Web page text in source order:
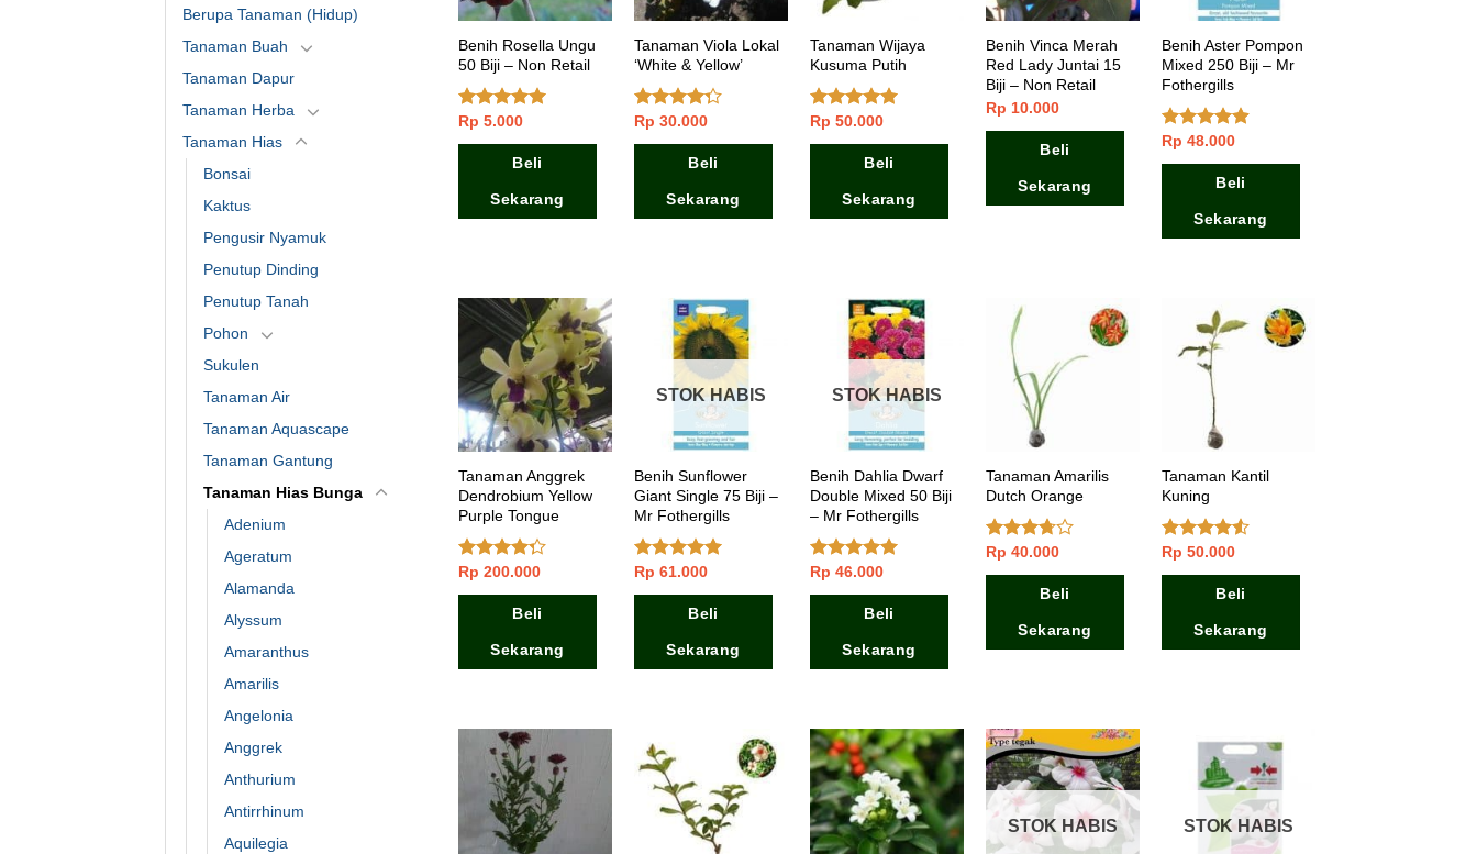
Berupa Tanaman (Hidup)
Tanaman Buah
Tanaman Dapur
Tanaman Herba
Tanaman Hias
Bonsai
Kaktus
Pengusir Nyamuk
Penutup Dinding
Penutup Tanah
Pohon
Sukulen
Tanaman Air
Tanaman Aquascape
Tanaman Gantung
Tanaman Hias Bunga
Adenium
Ageratum
Alamanda
Alyssum
Amaranthus
Amarilis
Angelonia
Anggrek
Anthurium
Antirrhinum
Aquilegia
Benih Rosella Ungu
50 Biji – Non Retail
Dinilai5.00
dari 5
Rp 5.000
Beli
Sekarang
Tanaman Viola Lokal
‘White & Yellow’
Dinilai
4.00dari
Rp 30.000
Beli
Sekarang
Tanaman Wijaya
Kusuma Putih
Dinilai5.00
dari 5
Rp 50.000
Beli
Sekarang
Benih Vinca Merah
Red Lady Juntai 15
Biji – Non Retail
Rp 10.000
Beli
Sekarang
Benih Aster Pompon
Mixed 250 Biji – Mr
Fothergills
Dinilai4.60
dari 5
Rp 48.000
Beli
Sekarang
Tanaman Anggrek
Dendrobium Yellow
Purple Tongue
Dinilai
4.00dari
Rp 200.000
Beli
Sekarang
STOK HABIS
Benih Sunflower
Giant Single 75 Biji –
Mr Fothergills
Dinilai5.00
dari 5
Rp 61.000
Beli
Sekarang
STOK HABIS
Benih Dahlia Dwarf
Double Mixed 50 Biji
– Mr Fothergills
Dinilai5.00
dari 5
Rp 46.000
Beli
Sekarang
Tanaman Amarilis
Dutch Orange
Dinilai
3.50dari
Rp 40.000
Beli
Sekarang
Tanaman Kantil
Kuning
Dinilai
4.25dari
Rp 50.000
Beli
Sekarang
STOK HABIS STOK HABIS